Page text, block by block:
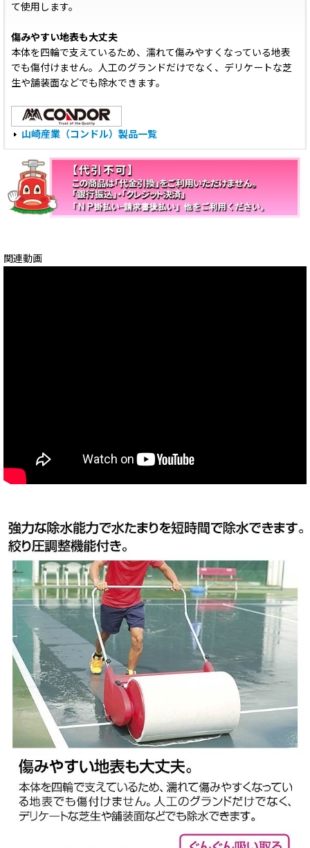
て使用します。
傷みやすい地表も大丈夫
本体を四輪で支えているため、濡れて傷みやすくなっている地表
でも傷付けません。人工のグランドだけでなく、デリケートな芝
生や舗装面などでも除水できます。
山崎産業（コンドル）製品一覧
関連動画